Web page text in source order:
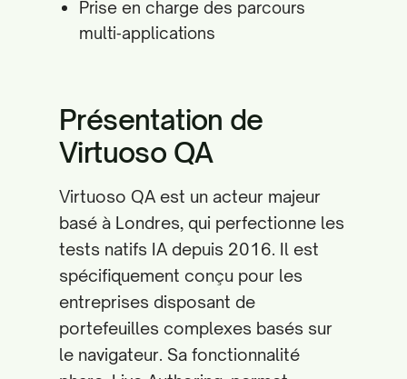
Prise en charge des parcours
multi‑applications
Présentation de
Virtuoso QA
Virtuoso QA est un acteur majeur
basé à Londres, qui perfectionne les
tests natifs IA depuis 2016. Il est
spécifiquement conçu pour les
entreprises disposant de
portefeuilles complexes basés sur
le navigateur. Sa fonctionnalité